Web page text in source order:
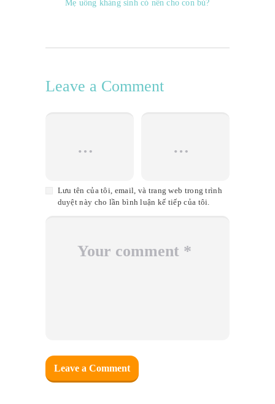
Mẹ uống kháng sinh có nên cho con bú?
Leave a Comment
Lưu tên của tôi, email, và trang web trong trình
duyệt này cho lần bình luận kế tiếp của tôi.